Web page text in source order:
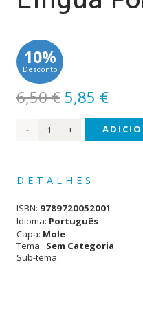
10%
Desconto
6,50€ O
preço
original
6,50 €.
5,85 €O
Quantidade
da
Língua
Portuguesa
DETALHES
ISBN: 9789720052001
Idioma: Português
Capa: Mole
Tema: Sem Categoria
Sub-tema: